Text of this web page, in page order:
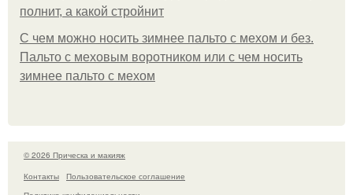
полнит, а какой стройнит
C чем можно носить зимнее пальто с мехом и без.
Пальто с меховым воротником или с чем носить
зимнее пальто с мехом
© 2026 Прическа и макияж
Контакты
Пользовательское соглашение